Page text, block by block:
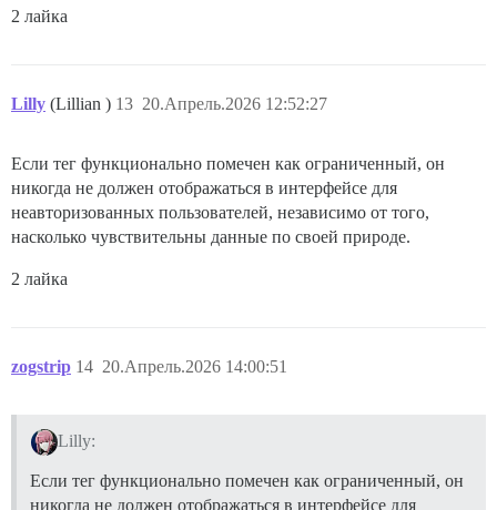
2 лайка
Lilly (Lillian ) 20.Апрель.2026 12:52:27
13
Если тег функционально помечен как ограниченный, он
никогда не должен отображаться в интерфейсе для
неавторизованных пользователей, независимо от того,
насколько чувствительны данные по своей природе.
2 лайка
zogstrip 20.Апрель.2026 14:00:51
14
Lilly:
Если тег функционально помечен как ограниченный, он
никогда не должен отображаться в интерфейсе для